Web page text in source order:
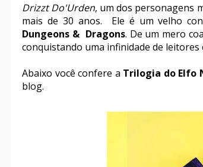
Drizzt Do'Urden, um dos personagens
mais de 30 anos. Ele é um velho
Dungeons & Dragons. De um mero
conquistando uma infinidade de
Abaixo você confere a Trilogia do Elfo
blog.